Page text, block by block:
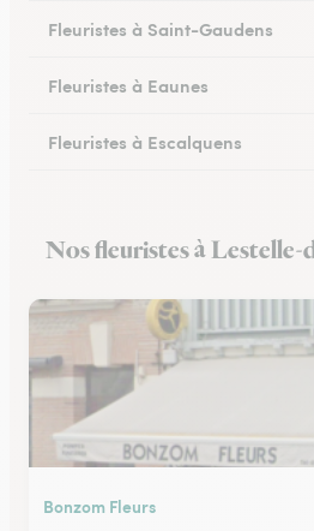
Fleuristes à Saint-Gaudens
Fleuristes à Eaunes
Fleuristes à Escalquens
Fleuristes à Colomiers
Nos fleuristes à
Bonzom Fleurs